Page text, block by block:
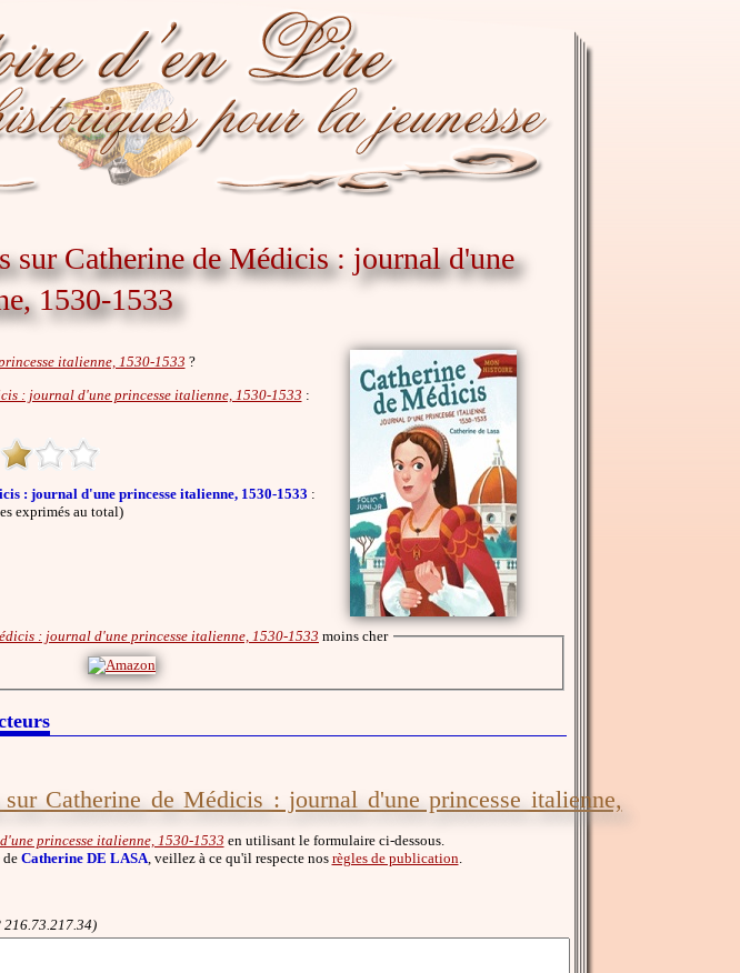
sur Catherine de Médicis : journal d'une
1530-1533
italienne, 1530-1533 ?
: journal d'une princesse italienne, 1530-1533 :
: journal d'une princesse italienne, 1530-1533 :
exprimés au total)
: journal d'une princesse italienne, 1530-1533 moins cher
Catherine de Médicis : journal d'une princesse italienne,
princesse italienne, 1530-1533 en utilisant le formulaire ci-dessous.
deCatherine DE LASA, veillez à ce qu'il respecte nos règles de publication
216.73.217.34)